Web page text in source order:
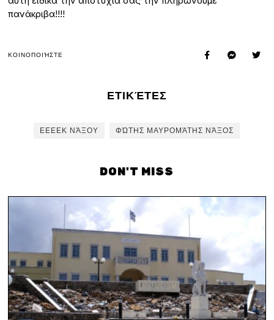
πανάκριβα!!!!
ΚΟΙΝΟΠΟΙΉΣΤΕ
ΕΤΙΚΈΤΕΣ
ΕΕΕΕΚ ΝΆΞΟΥ ΦΏΤΗΣ ΜΑΥΡΟΜΆΤΗΣ ΝΆΞΟΣ
DON'T MISS